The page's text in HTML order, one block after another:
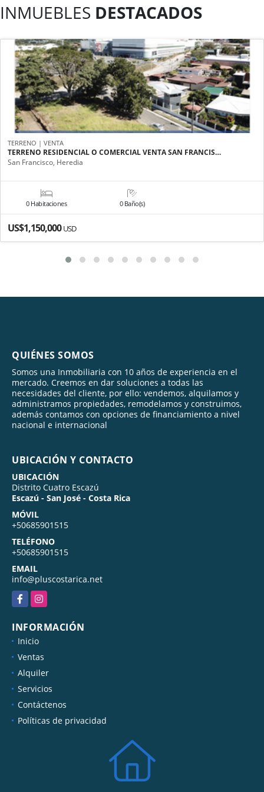
INMUEBLES DESTACADOS
TERRENO | VENTA
TERRENO RESIDENCIAL O COMERCIAL VENTA SAN FRANCIS…
San Francisco, Heredia
0 Habitaciones 0 Baño(s)
US$1,150,000USD
QUIÉNES SOMOS
Somos una Inmobiliaria con 10 años de experiencia en el
mercado. Creemos en dar soluciones a todas las
necesidades del cliente, por ello: vendemos, alquilamos y
administramos propiedades, remodelamos y construimos,
además contamos con opciones de financiamiento a nivel
nacional e internacional
UBICACIÓN Y CONTACTO
UBICACIÓN
Distrito Cuatro Escazú
Escazú - San José - Costa Rica
MÓVIL
+50685901515
TELÉFONO
+50685901515
EMAIL
info@pluscostarica.net
FacebookInstagram
INFORMACIÓN
Inicio
Ventas
Alquiler
Servicios
Contáctenos
Políticas de privacidad